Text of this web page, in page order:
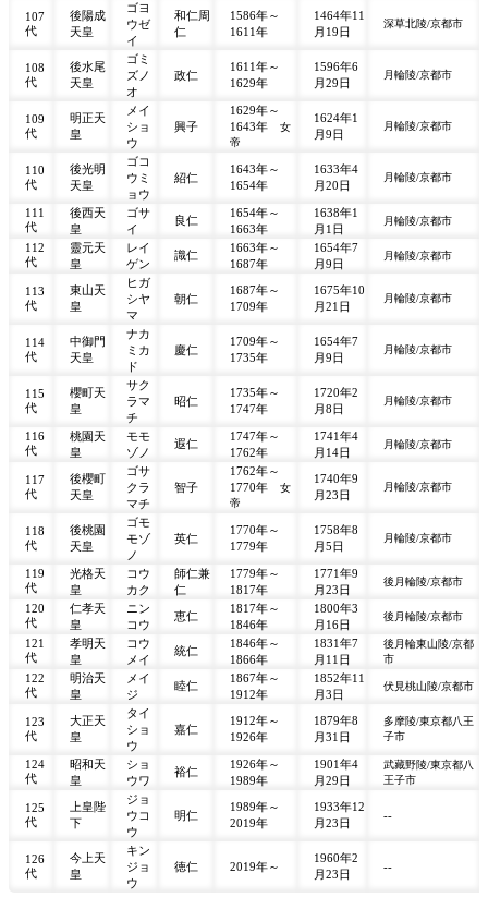
107
代
後陽成
天皇
ゴヨ
ウゼ
イ
和仁周
仁
1586年～
1611年
1464年11
月19日
深草北陵/京都市
108
代
後水尾
天皇
ゴミ
ズノ
オ
政仁
1611年～
1629年
1596年6
月29日
月輪陵/京都市
109
代
明正天
皇
メイ
ショ
ウ
興子
1629年～
1643年 女
帝
1624年1
月9日
月輪陵/京都市
110
代
後光明
天皇
ゴコ
ウミ
ョウ
紹仁
1643年～
1654年
1633年4
月20日
月輪陵/京都市
111
代
後西天
皇
ゴサ
イ
良仁
1654年～
1663年
1638年1
月1日
月輪陵/京都市
112
代
靈元天
皇
レイ
ゲン
識仁
1663年～
1687年
1654年7
月9日
月輪陵/京都市
113
代
東山天
皇
ヒガ
シヤ
マ
朝仁
1687年～
1709年
1675年10
月21日
月輪陵/京都市
114
代
中御門
天皇
ナカ
ミカ
ド
慶仁
1709年～
1735年
1654年7
月9日
月輪陵/京都市
115
代
櫻町天
皇
サク
ラマ
チ
昭仁
1735年～
1747年
1720年2
月8日
月輪陵/京都市
116
代
桃園天
皇
モモ
ゾノ
遐仁
1747年～
1762年
1741年4
月14日
月輪陵/京都市
117
代
後櫻町
天皇
ゴサ
クラ
マチ
智子
1762年～
1770年 女
帝
1740年9
月23日
月輪陵/京都市
118
代
後桃園
天皇
ゴモ
モゾ
ノ
英仁
1770年～
1779年
1758年8
月5日
月輪陵/京都市
119
代
光格天
皇
コウ
カク
師仁兼
仁
1779年～
1817年
1771年9
月23日
後月輪陵/京都市
120
代
仁孝天
皇
ニン
コウ
恵仁
1817年～
1846年
1800年3
月16日
後月輪陵/京都市
121
代
孝明天
皇
コウ
メイ
統仁
1846年～
1866年
1831年7
月11日
後月輪東山陵/京都
市
122
代
明治天
皇
メイ
ジ
睦仁
1867年～
1912年
1852年11
月3日
伏見桃山陵/京都市
123
代
大正天
皇
タイ
ショ
ウ
嘉仁
1912年～
1926年
1879年8
月31日
多摩陵/東京都八王
子市
124
代
昭和天
皇
ショ
ウワ
裕仁
1926年～
1989年
1901年4
月29日
武藏野陵/東京都八
王子市
125
代
上皇陛
下
ジョ
ウコ
ウ
明仁
1989年～
2019年
1933年12
月23日
--
126
代
今上天
皇
キン
ジョ
ウ
徳仁 2019年～
1960年2
月23日
--